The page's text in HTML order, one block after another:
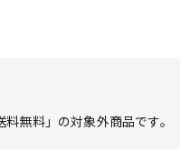
無料」の対象外商品です。